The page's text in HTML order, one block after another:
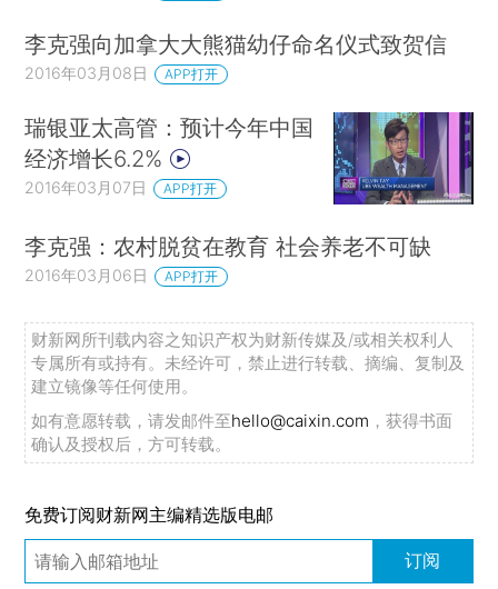
李克强向加拿大大熊猫幼仔命名仪式致贺信
2016年03月08日 APP打开
瑞银亚太高管：预计今年中国
经济增长6.2%
2016年03月07日 APP打开
李克强：农村脱贫在教育 社会养老不可缺
2016年03月06日 APP打开
财新网所刊载内容之知识产权为财新传媒及/或相关权利人
专属所有或持有。未经许可，禁止进行转载、摘编、复制及
建立镜像等任何使用。
如有意愿转载，请发邮件至hello@caixin.com ，获得书面
确认及授权后，方可转载。
免费订阅财新网主编精选版电邮
订阅